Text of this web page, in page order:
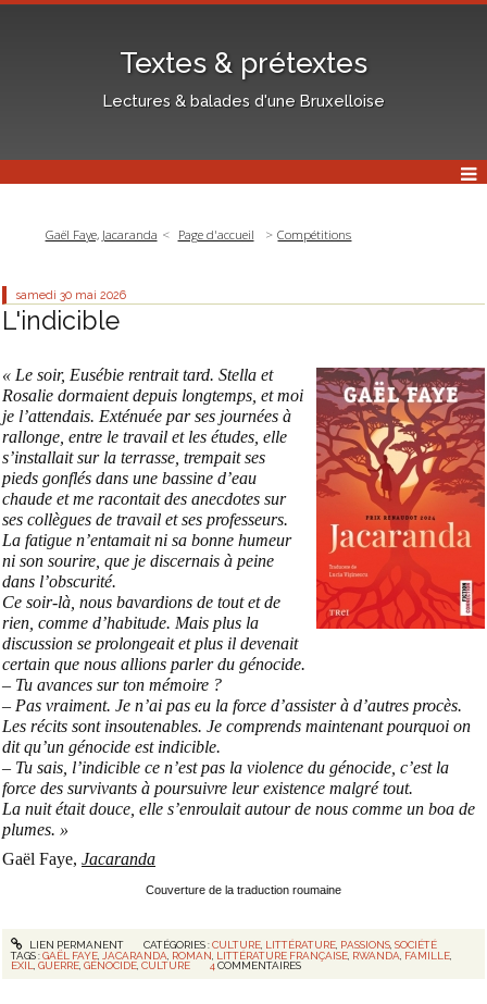
Textes & prétextes
Lectures & balades d'une Bruxelloise
Gaël Faye, Jacaranda Page d'accueil Compétitions
samedi 30 mai 2026
L'indicible
« Le soir, Eusébie rentrait tard. Stella et
Rosalie dormaient depuis longtemps, et moi
je l’attendais. Exténuée par ses journées à
rallonge, entre le travail et les études, elle
s’installait sur la terrasse, trempait ses
pieds gonflés dans une bassine d’eau
chaude et me racontait des anecdotes sur
ses collègues de travail et ses professeurs.
La fatigue n’entamait ni sa bonne humeur
ni son sourire, que je discernais à peine
dans l’obscurité.
Ce soir-là, nous bavardions de tout et de
rien, comme d’habitude. Mais plus la
discussion se prolongeait et plus il devenait
certain que nous allions parler du génocide.
– Tu avances sur ton mémoire ?
– Pas vraiment. Je n’ai pas eu la force d’assister à d’autres procès.
Les récits sont insoutenables. Je comprends maintenant pourquoi on
dit qu’un génocide est indicible.
– Tu sais, l’indicible ce n’est pas la violence du génocide, c’est la
force des survivants à poursuivre leur existence malgré tout.
La nuit était douce, elle s’enroulait autour de nous comme un boa de
plumes. »
Gaël Faye, Jacaranda
Couverture de la traduction roumaine
LIEN PERMANENT CATÉGORIES :CULTURE, LITTÉRATURE, PASSIONS, SOCIÉTÉ
TAGS :GAËL FAYE,JACARANDA, ROMAN, LITTÉRATURE FRANÇAISE, RWANDA, FAMILLE,
EXIL,GUERRE,GÉNOCIDE,CULTURE 4 COMMENTAIRES